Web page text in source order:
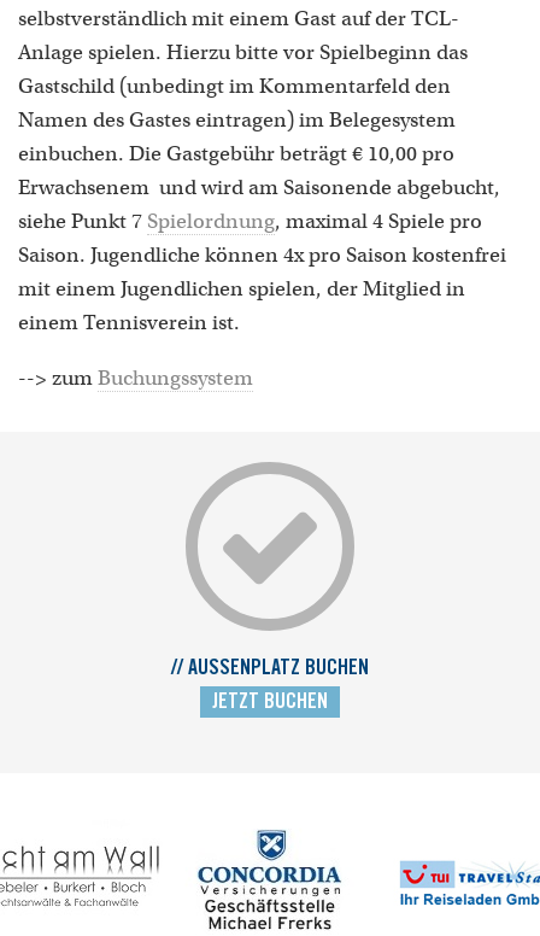
selbstverständlich mit einem Gast auf der TCL-
Anlage spielen. Hierzu bitte vor Spielbeginn das
Gastschild (unbedingt im Kommentarfeld den
Namen des Gastes eintragen) im Belegesystem
einbuchen. Die Gastgebühr beträgt € 10,00 pro
Erwachsenem und wird am Saisonende abgebucht,
siehe Punkt 7 Spielordnung, maximal 4 Spiele pro
Saison. Jugendliche können 4x pro Saison kostenfrei
mit einem Jugendlichen spielen, der Mitglied in
einem Tennisverein ist.
--> zumBuchungssystem
// AUSSENPLATZ BUCHEN
JETZT BUCHEN